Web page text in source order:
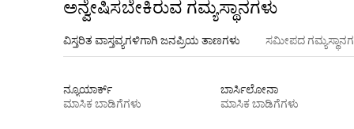
ಅನ್ವೇಷಿಸಬೇಕಿರುವ ಗಮ್ಯಸ್ಥಾನಗಳು
ವಿಸ್ತರಿತ ವಾಸ್ತವ್ಯಗಳಿಗಾಗಿ ಜನಪ್ರಿಯ ತಾಣಗಳು ಸಮೀಪದ
ನ್ಯೂಯಾರ್ಕ್
ಮಾಸಿಕ ಬಾಡಿಗೆಗಳು
ಬಾರ್ಸಿಲೋನಾ
ಮಾಸಿಕ ಬಾಡಿಗೆಗಳು